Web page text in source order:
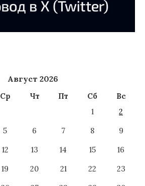
Август 2026
Ср Чт Пт Сб
Вс
1
2
5 6 7 8
9
12 13 14 15
16
19 20 21 22
23